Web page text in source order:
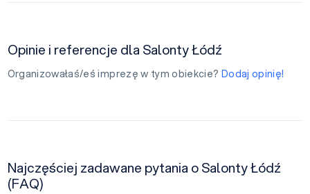
Opinie i referencje dla Salonty Łódź
Organizowałaś/eś imprezę w tym obiekcie? Dodaj opinię!
Najczęściej zadawane pytania o Salonty Łódź
(FAQ)